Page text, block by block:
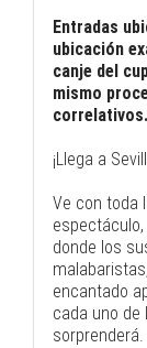
Entradas
ubicación
canje del
mismo
correlativos.
¡Llega a
Ve con toda
donde los
encantado
cada uno de
sorprenderá.